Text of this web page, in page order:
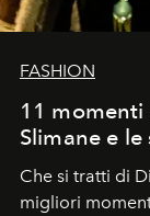
FASHION
11
Slimane e
Che si tratti di
migliori